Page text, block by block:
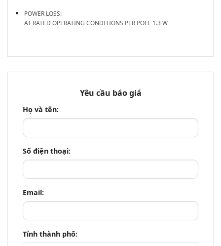
POWER LOSS:
AT RATED OPERATING CONDITIONS PER POLE 1.3 W
Yêu cầu báo giá
Họ và tên:
Số điện thoại:
Email:
Tỉnh thành phố: